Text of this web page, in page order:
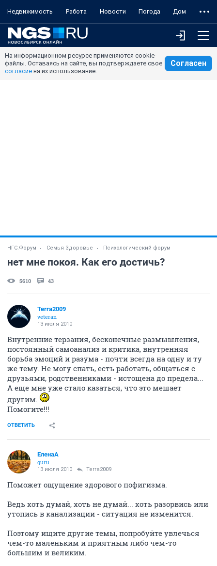
Недвижимость Работа Новости Погода Дом
На информационном ресурсе применяются cookie-
файлы. Оставаясь на сайте, вы подтверждаете свое
согласие на их использование.
Согласен
НГС.Форум Семья Здоровье Психологический форум
нет мне покоя. Как его достичь?
5610 43
Terra2009
veteran
13 июля 2010
Внутренние терзания, бесконечные размышления,
постоянный самоанализ и критика, внутренняя
борьба эмоций и разума - почти всегда на одну и ту
же тему. Не могу спать, есть работать, общаться с
друзьями, родственниками - истощена до предела...
А еще мне уже стало казаться, что это мешает
другим.
Помогите!!!
ОТВЕТИТЬ
ЕленаА
guru
13 июля 2010 Terra2009
Поможет ощущение здорового пофигизма.
Ведь хоть думай, хоть не думай... хоть разорвись или
утопись в канализации - ситуация не изменится.
Поэтому ищите другие темы, попробуйте увлечься
чем-то маленьким и приятным либо чем-то
большим и великим.